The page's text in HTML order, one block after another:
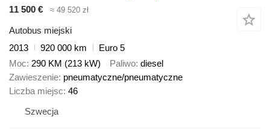
11 500 €
≈ 49 520 zł
Autobus miejski
2013
920 000 km
Euro 5
Moc 290 KM (213 kW) Paliwo diesel
Zawieszenie pneumatyczne/pneumatyczne
Liczba miejsc 46
Szwecja